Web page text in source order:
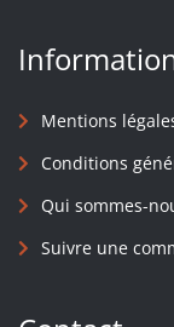
Mentions
Conditions
Qui sommes-
Suivre une